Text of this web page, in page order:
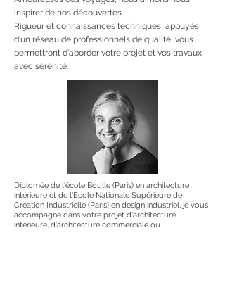
inspirer de nos découvertes.
Rigueur et connaissances techniques, appuyés
d'un réseau de professionnels de qualité, vous
permettront d'aborder votre projet et vos travaux
avec sérénité.
Diplomée de l'école Boulle (Paris) en architecture
intérieure et de l'Ecole Nationale Supérieure de
Création Industrielle (Paris) en design industriel, je vous
accompagne dans votre projet d'architecture
intérieure, d'architecture commerciale ou